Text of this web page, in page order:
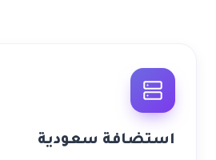
استضافة سعودية